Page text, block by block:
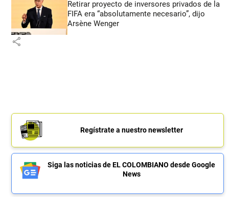
Retirar proyecto de inversores privados de la
FIFA era “absolutamente necesario”, dijo
Arsène Wenger
share
Regístrate a nuestro newsletter
Siga las noticias de EL COLOMBIANO desde Google
News